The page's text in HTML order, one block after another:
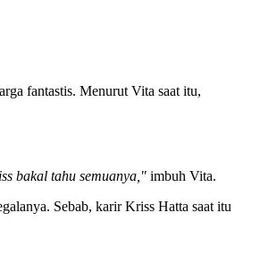
fantastis. Menurut Vita saat itu,
bakal tahu semuanya," imbuh Vita.
Sebab, karir Kriss Hatta saat itu